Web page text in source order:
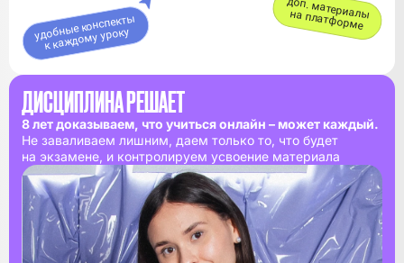
удобные конспекты
к каждому уроку
доп. материалы
на платформе
ДИСЦИПЛИНА РЕШАЕТ
8 лет доказываем, что учиться онлайн – может каждый.
Не заваливаем лишним, даем только то, что будет
на экзамене, и контролируем усвоение материала